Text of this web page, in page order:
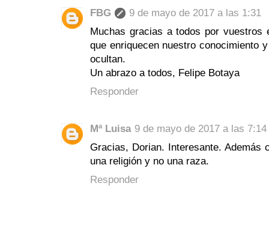
FBG
9 de mayo de 2017 a las 1:31
Muchas gracias a todos por vuestros
que enriquecen nuestro conocimiento
ocultan.
Un abrazo a todos, Felipe Botaya
Responder
Mª Luisa 9 de mayo de 2017 a las 7:14
Gracias, Dorian. Interesante. Además
una religión y no una raza.
Responder